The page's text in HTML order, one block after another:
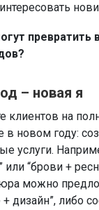
превратить
– новая я
клиентов на
в новом году:
услуги.
или “брови +
можно
дизайн”, либо